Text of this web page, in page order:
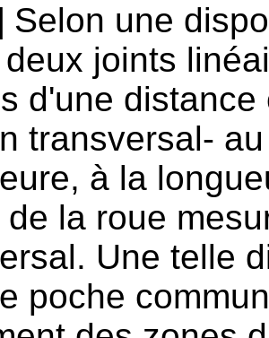
Selon une
joints
d'une
transversal-
à la
de la roue
Une telle
poche